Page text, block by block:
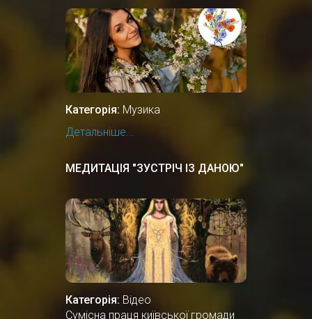
Категорія: Музика
Детальніше...
МЕДИТАЦІЯ "ЗУСТРІЧ ІЗ ДАНОЮ"
Категорія: Відео
Сумісна праця київської громади